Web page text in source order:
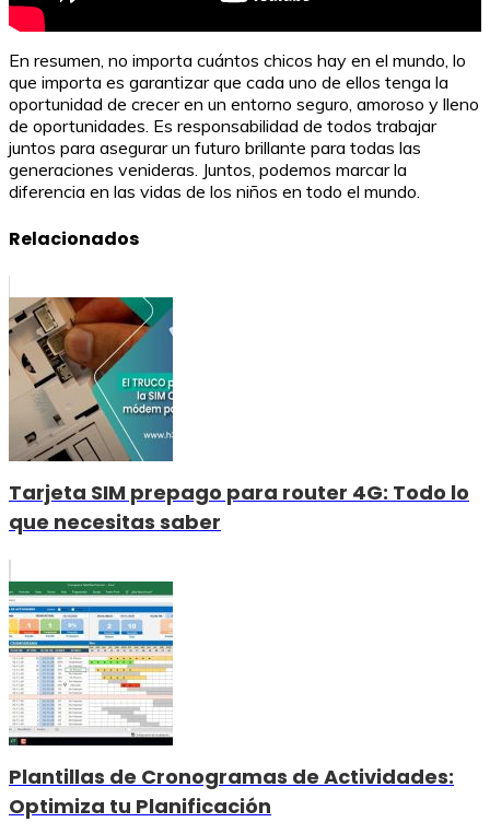
En resumen, no importa cuántos chicos hay en el mundo, lo
que importa es garantizar que cada uno de ellos tenga la
oportunidad de crecer en un entorno seguro, amoroso y lleno
de oportunidades. Es responsabilidad de todos trabajar
juntos para asegurar un futuro brillante para todas las
generaciones venideras. Juntos, podemos marcar la
diferencia en las vidas de los niños en todo el mundo.
Relacionados
Tarjeta SIM prepago para router 4G: Todo lo
que necesitas saber
Plantillas de Cronogramas de Actividades:
Optimiza tu Planificación